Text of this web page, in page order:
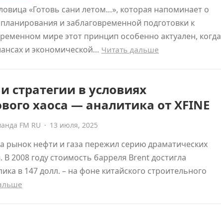
«Готовь сани летом…», которая напоминает о
и заблаговременной подготовки к
мире этот принцип особенно актуален, когда
и экономической… Читать дальше
стратегии в условиях
хаоса — аналитика от XFINE
FM RU · 13 июля, 2025
рынок нефти и газа пережил серию драматических
2008 году стоимость барреля Brent достигла
в 147 долл. – на фоне китайского строительного